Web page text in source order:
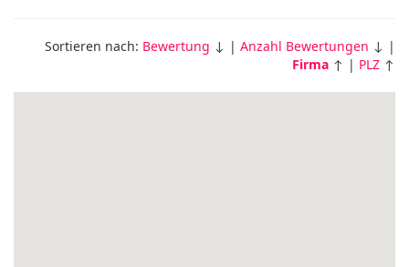
Sortieren nach: Bewertung ↓ | Anzahl Bewertungen ↓ |
Firma ↑ | PLZ ↑